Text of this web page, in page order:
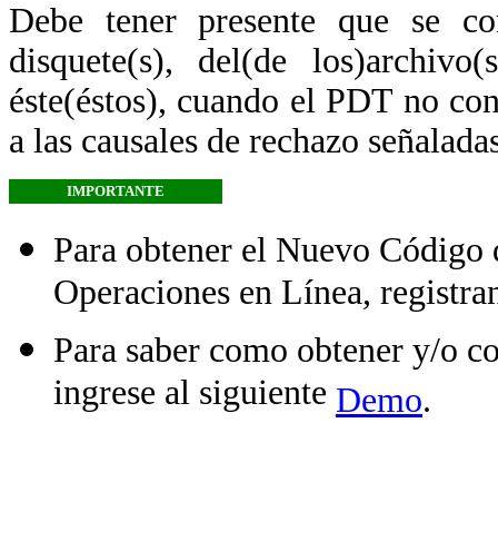
Debe tener presente que se
disquete(s), del(de
éste(éstos), cuando el PDT no
a las causales de rechazo
IMPORTANTE
Para obtener el Nuevo
Operaciones en Línea,
Para saber como obtener y/o
ingrese al siguiente Demo.